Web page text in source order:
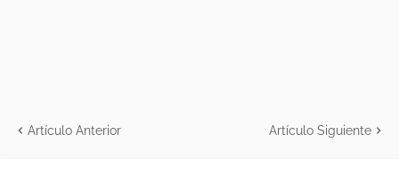
Artículo Anterior Artículo Siguiente